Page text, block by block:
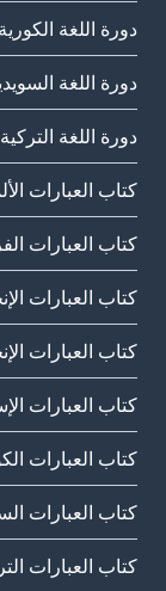
دورة اللغة الكورية
دورة اللغة
دورة اللغة التركية
كتاب العبارات
كتاب العبارات
كتاب العبارات
كتاب العبارات
كتاب العبارات
كتاب العبارات
كتاب العبارات
كتاب العبارات